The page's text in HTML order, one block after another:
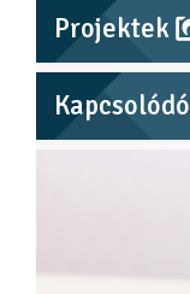
Projektek
Kapcsolódó